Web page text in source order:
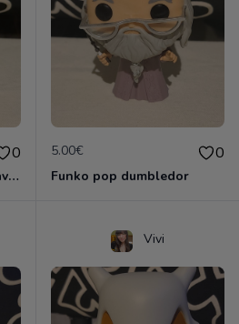
0
Funko pop harry potter avec vif d'or et Nimbus 2000
5.00€ 0
Funko pop dumbledor
Vivi